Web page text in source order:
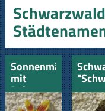
Sonnenmännle
mit
Deinem
Namen